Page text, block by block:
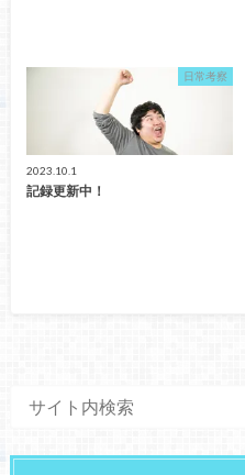
日常考察
2023.10.1
記録更新中！